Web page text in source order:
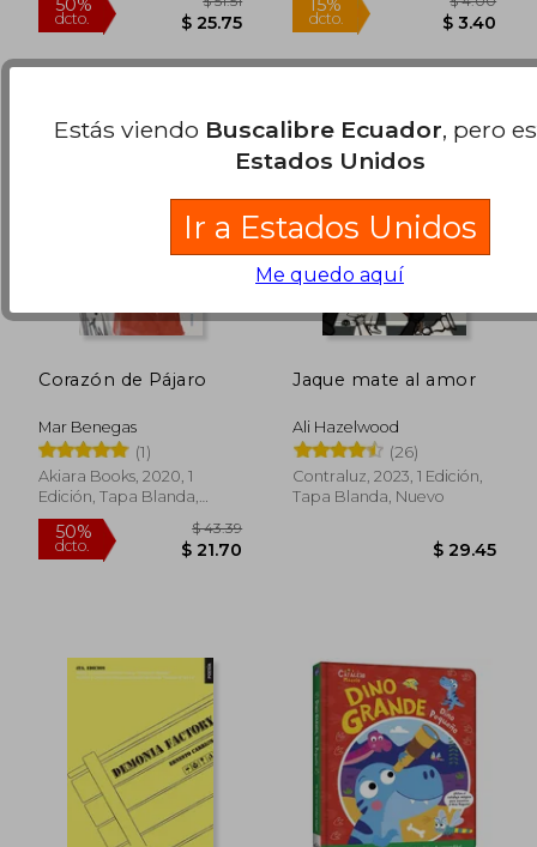
$ 10.00 $
Corazón de Pájaro
Mar Benegas
(1)
Akiara Books, 2020, 1
Edición, Tapa Blanda,
Nuevo
Jaque mate al amor
Ali Hazelwood
(26)
Contraluz, 2023, 1 Edición,
Tapa Blanda, Nuevo
Estás viendo Buscalibre Ecuador, pero
Estados Unidos
Ir a Estados Unidos
Me quedo aquí